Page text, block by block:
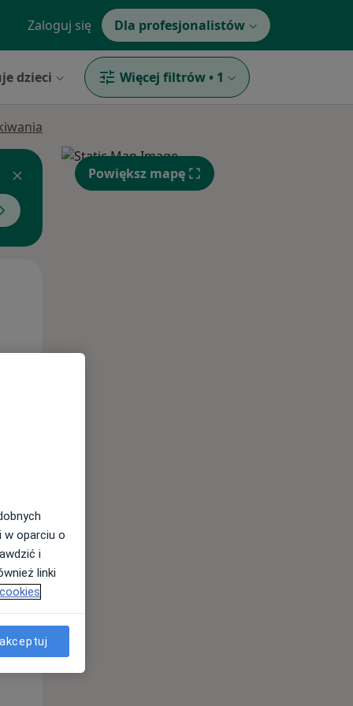
Zaloguj się Dla profesjonalistów
dzieci Więcej filtrów • 1
Pon,
Powiększ mapę
w oparciu o
i
linki